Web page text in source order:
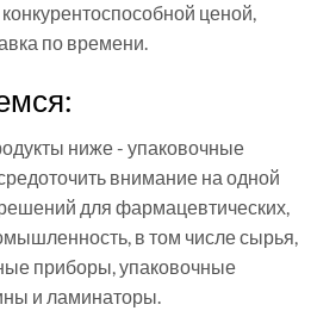
ценой,
по времени.
ниже - упаковочные
внимание на одной
для фармацевтических,
в том числе сырья,
приборы, упаковочные
и ламинаторы.